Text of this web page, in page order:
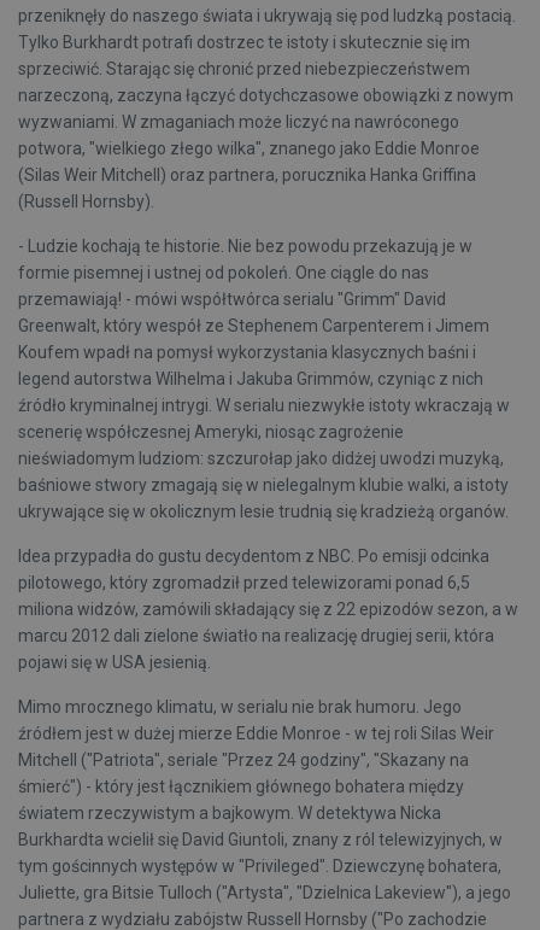
przeniknęły do naszego świata i ukrywają się pod ludzką postacią.
Tylko Burkhardt potrafi dostrzec te istoty i skutecznie się im
sprzeciwić. Starając się chronić przed niebezpieczeństwem
narzeczoną, zaczyna łączyć dotychczasowe obowiązki z nowym
wyzwaniami. W zmaganiach może liczyć na nawróconego
potwora, "wielkiego złego wilka", znanego jako Eddie Monroe
(Silas Weir Mitchell) oraz partnera, porucznika Hanka Griffina
(Russell Hornsby).
- Ludzie kochają te historie. Nie bez powodu przekazują je w
formie pisemnej i ustnej od pokoleń. One ciągle do nas
przemawiają! - mówi współtwórca serialu "Grimm" David
Greenwalt, który wespół ze Stephenem Carpenterem i Jimem
Koufem wpadł na pomysł wykorzystania klasycznych baśni i
legend autorstwa Wilhelma i Jakuba Grimmów, czyniąc z nich
źródło kryminalnej intrygi. W serialu niezwykłe istoty wkraczają w
scenerię współczesnej Ameryki, niosąc zagrożenie
nieświadomym ludziom: szczurołap jako didżej uwodzi muzyką,
baśniowe stwory zmagają się w nielegalnym klubie walki, a istoty
ukrywające się w okolicznym lesie trudnią się kradzieżą organów.
Idea przypadła do gustu decydentom z NBC. Po emisji odcinka
pilotowego, który zgromadził przed telewizorami ponad 6,5
miliona widzów, zamówili składający się z 22 epizodów sezon, a w
marcu 2012 dali zielone światło na realizację drugiej serii, która
pojawi się w USA jesienią.
Mimo mrocznego klimatu, w serialu nie brak humoru. Jego
źródłem jest w dużej mierze Eddie Monroe - w tej roli Silas Weir
Mitchell ("Patriota", seriale "Przez 24 godziny", "Skazany na
śmierć") - który jest łącznikiem głównego bohatera między
światem rzeczywistym a bajkowym. W detektywa Nicka
Burkhardta wcielił się David Giuntoli, znany z ról telewizyjnych, w
tym gościnnych występów w "Privileged". Dziewczynę bohatera,
Juliette, gra Bitsie Tulloch ("Artysta", "Dzielnica Lakeview"), a jego
partnera z wydziału zabójstw Russell Hornsby ("Po zachodzie